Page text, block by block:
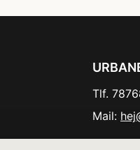
Tlf.
Mail: